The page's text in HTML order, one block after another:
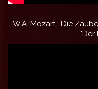
W.A. Mozart : Die
"Der